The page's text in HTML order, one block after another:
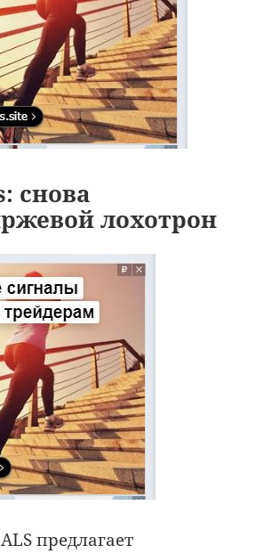
снова
лохотрон
предлагает